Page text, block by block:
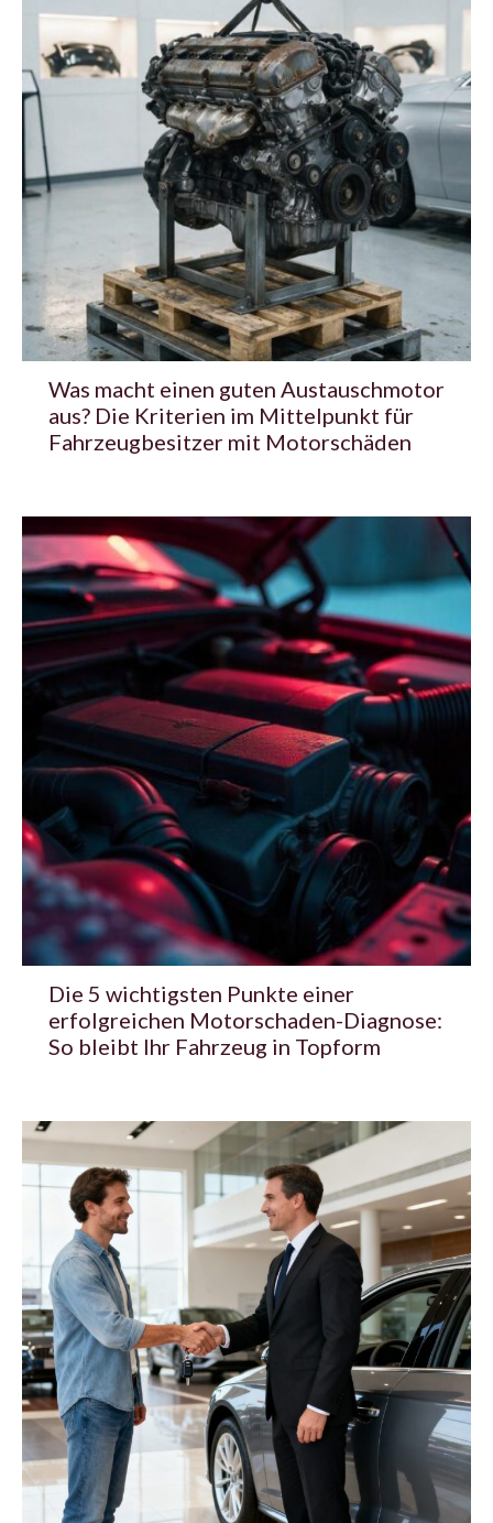
Was macht einen guten Austauschmotor
aus? Die Kriterien im Mittelpunkt für
Fahrzeugbesitzer mit Motorschäden
Die 5 wichtigsten Punkte einer
erfolgreichen Motorschaden-Diagnose:
So bleibt Ihr Fahrzeug in Topform